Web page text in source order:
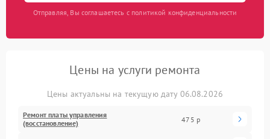
Отправляя, Вы соглашаетесь с политикой конфиденциальности
Цены на услуги ремонта
Цены актуальны на текущую дату 06.08.2026
Ремонт платы управления
(восстановление)
475 р